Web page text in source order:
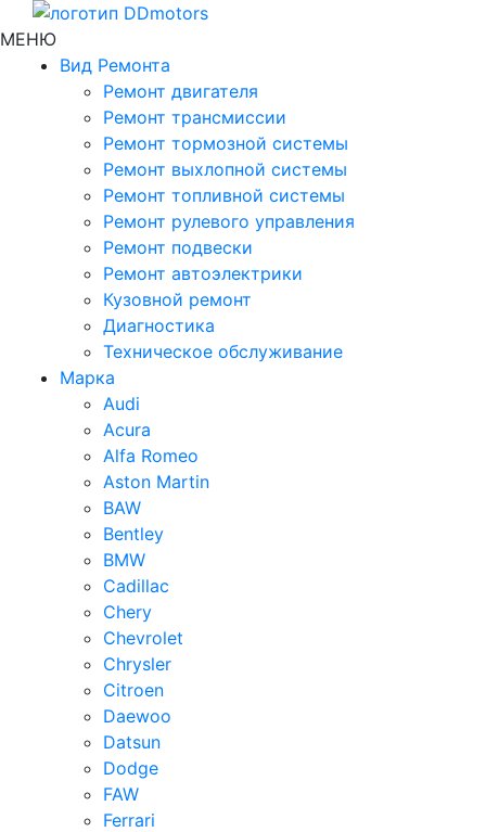
МЕНЮ
Вид Ремонта
Ремонт двигателя
Ремонт трансмиссии
Ремонт тормозной системы
Ремонт выхлопной системы
Ремонт топливной системы
Ремонт рулевого управления
Ремонт подвески
Ремонт автоэлектрики
Кузовной ремонт
Диагностика
Техническое обслуживание
Марка
Audi
Acura
Alfa Romeo
Aston Martin
BAW
Bentley
BMW
Cadillac
Chery
Chevrolet
Chrysler
Citroen
Daewoo
Datsun
Dodge
FAW
Ferrari